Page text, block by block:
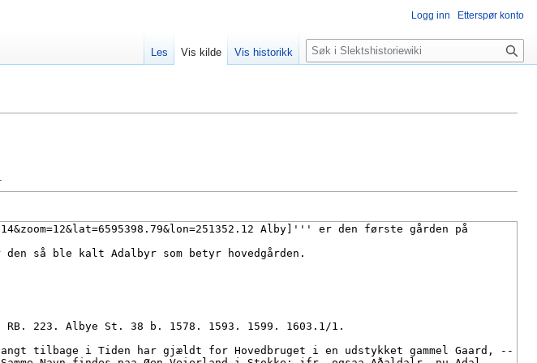
Logg inn Etterspør konto
Les Vis kilde Vis historikk
Søk